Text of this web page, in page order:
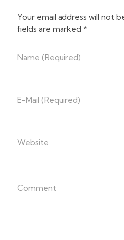
Your email address will not
fields are marked *
Name (required)
E-Mail (required)
Website
Comment